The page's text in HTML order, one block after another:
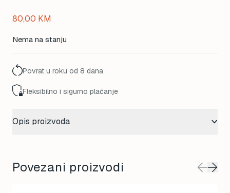
80,00 KM
Nema na stanju
Povrat u roku od 8 dana
Fleksibilno i sigurno plaćanje
Opis proizvoda
Povezani proizvodi